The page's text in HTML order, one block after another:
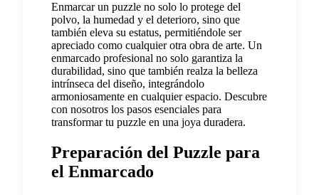
Enmarcar un puzzle no solo lo protege del
polvo, la humedad y el deterioro, sino que
también eleva su estatus, permitiéndole ser
apreciado como cualquier otra obra de arte. Un
enmarcado profesional no solo garantiza la
durabilidad, sino que también realza la belleza
intrínseca del diseño, integrándolo
armoniosamente en cualquier espacio. Descubre
con nosotros los pasos esenciales para
transformar tu puzzle en una joya duradera.
Preparación del Puzzle para
el Enmarcado